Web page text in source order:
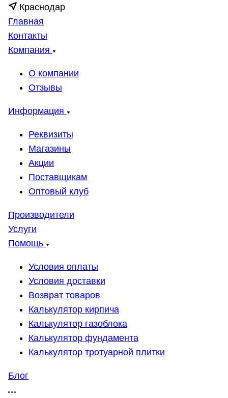
Краснодар
Главная
Контакты
Компания
О компании
Отзывы
Информация
Реквизиты
Магазины
Акции
Поставщикам
Оптовый клуб
Производители
Услуги
Помощь
Условия оплаты
Условия доставки
Возврат товаров
Калькулятор кирпича
Калькулятор газоблока
Калькулятор фундамента
Калькулятор тротуарной плитки
Блог